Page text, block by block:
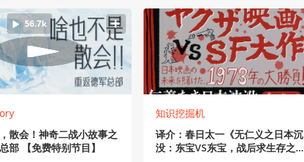
56.7k
散会！神奇二战小故事之
部 【免费特别节目】
知识挖掘机
译介：春日太一《无仁义之日本沉
没：东宝VS东宝，战后求生存之